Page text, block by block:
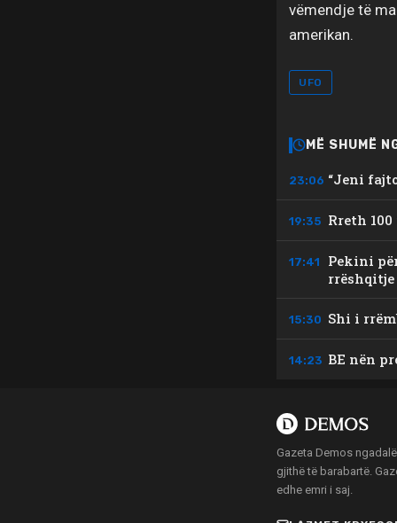
vëmendje të
amerikan.
UFO
MË SHUMË
23:06 “Jeni
19:35 Rreth
17:41
Pekini
rrëshqitje
15:30 Shi i
14:23 BE nën
Gazeta Demos
gjithë të barabartë.
edhe emri i saj.